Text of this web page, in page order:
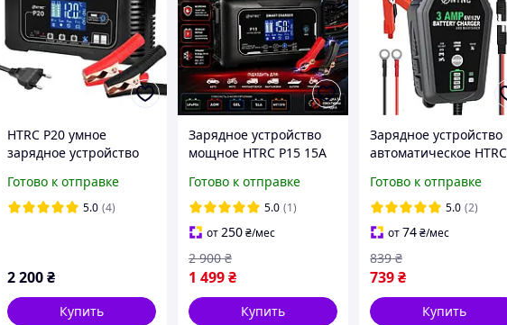
HTRC P20 умное
зарядное устройство
аккумуляторов AGM и
LiFePo4
Готово к отправке
5.0 (4)
2 200₴
Купить
Зарядное устройство
мощное HTRC P15 15A
устройство для
аккумулятора авто
мотоцикла LiFePO4
AGM GEL АКБ
Готово к отправке
5.0 (1)
от250₴/мес
1 499₴
2 900 ₴
Купить
Зарядное устройство
автоматическое HTRC
автомобильное для
аккумуляторов 6В/
разных типов 3
режима работы
Готово к отправке
5.0 (2)
от74₴/мес
739₴
839 ₴
Купить